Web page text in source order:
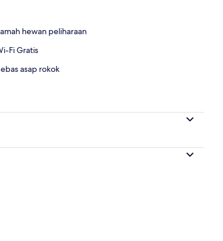
hewan peliharaan
Fi Gratis
asap rokok